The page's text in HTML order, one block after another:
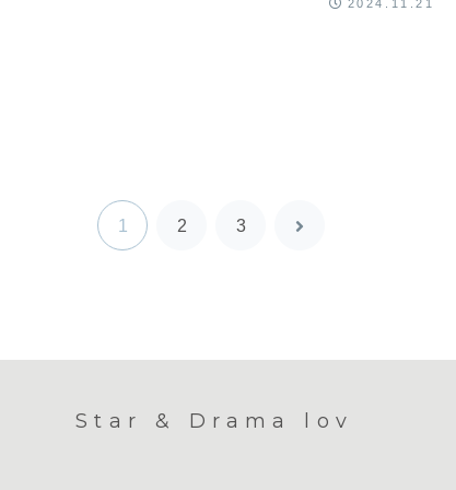
2024.11.21
1 2 3 次
Star & Drama lov